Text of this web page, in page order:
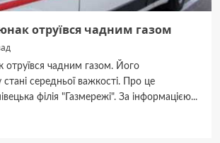
отруївся чадним газом
отруївся чадним газом. Його
стані середньої важкості. Про це
філія "Газмережі". За інформацією...